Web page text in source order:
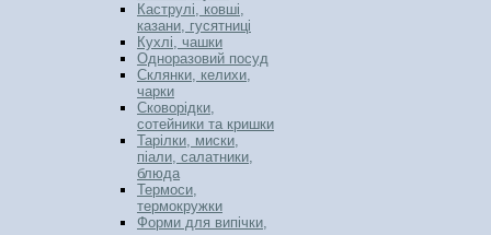
Каструлі, ковші,
казани, гусятниці
Кухлі, чашки
Одноразовий посуд
Склянки, келихи,
чарки
Сковорідки,
сотейники та кришки
Тарілки, миски,
піали, салатники,
блюда
Термоси,
термокружки
Форми для випічки,